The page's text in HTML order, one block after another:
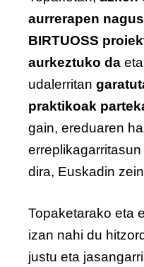
aurrerapen
BIRTUOSS
aurkeztuko da
udalerritan
praktikoak
gain, ereduaren
dira, Euskadin
Topaketarako eta
izan nahi du
justu eta